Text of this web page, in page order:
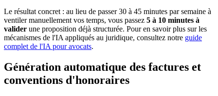
Le résultat concret : au lieu de passer 30 à 45 minutes par semaine à
ventiler manuellement vos temps, vous passez 5 à 10 minutes à
valider une proposition déjà structurée. Pour en savoir plus sur les
mécanismes de l'IA appliqués au juridique, consultez notre guide
complet de l'IA pour avocats.
Génération automatique des factures et
conventions d'honoraires